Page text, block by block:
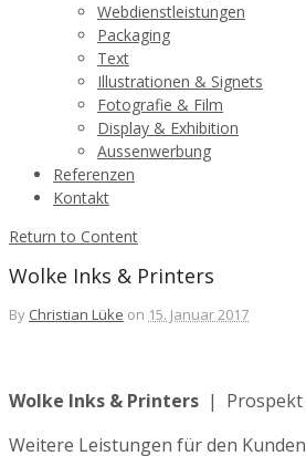
Webdienstleistungen
Packaging
Text
Illustrationen & Signets
Fotografie & Film
Display & Exhibition
Aussenwerbung
Referenzen
Kontakt
Return to Content
Wolke Inks & Printers
By Christian Lüke on 15. Januar 2017
Wolke Inks & Printers | Prospekt
Weitere Leistungen für den Kunden